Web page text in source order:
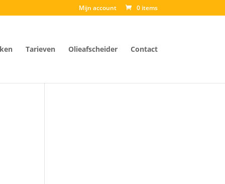
Mijn account 0 items
Tarieven Olieafscheider Contact